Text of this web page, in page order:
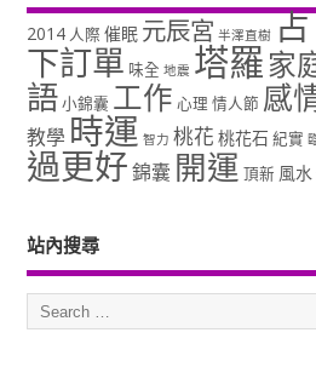
2014 人際 催眠 元辰宮 半澤直樹
下訂單 味全 地震 塔羅家
語小錦囊 工作 心理 情人節 感
教學 時運 智力 桃花 桃花石 紀實
過更好錦囊 開運 頂新 風水
站內搜尋